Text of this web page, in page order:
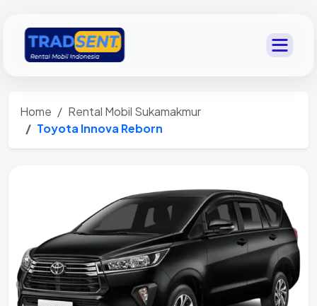
Home
Rental Mobil Sukamakmur
Toyota Innova Reborn